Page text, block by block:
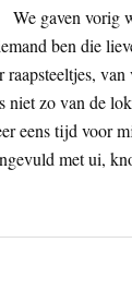
We gaven vorig
ben die
raapsteeltjes,
zo van de
eens tijd voor
met ui,